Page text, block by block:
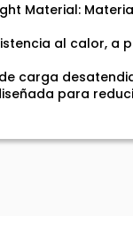
Material:
al calor, a
carga
para